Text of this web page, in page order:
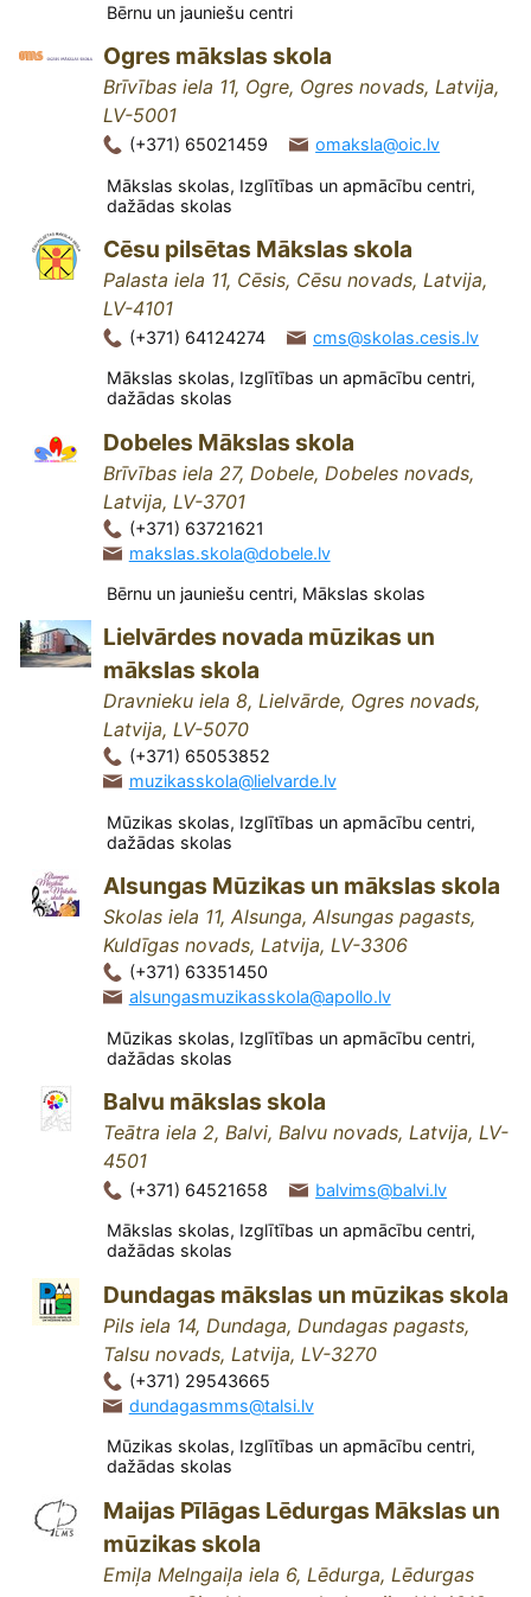
Bērnu un jauniešu centri
Ogres mākslas skola
Brīvības iela 11, Ogre, Ogres novads, Latvija,
LV-5001
(+371) 65021459 omaksla@oic.lv
Mākslas skolas, Izglītības un apmācību centri,
dažādas skolas
Cēsu pilsētas Mākslas skola
Palasta iela 11, Cēsis, Cēsu novads, Latvija,
LV-4101
(+371) 64124274 cms@skolas.cesis.lv
Mākslas skolas, Izglītības un apmācību centri,
dažādas skolas
Dobeles Mākslas skola
Brīvības iela 27, Dobele, Dobeles novads,
Latvija, LV-3701
(+371) 63721621
makslas.skola@dobele.lv
Bērnu un jauniešu centri, Mākslas skolas
Lielvārdes novada mūzikas un
mākslas skola
Dravnieku iela 8, Lielvārde, Ogres novads,
Latvija, LV-5070
(+371) 65053852
muzikasskola@lielvarde.lv
Mūzikas skolas, Izglītības un apmācību centri,
dažādas skolas
Alsungas Mūzikas un mākslas skola
Skolas iela 11, Alsunga, Alsungas pagasts,
Kuldīgas novads, Latvija, LV-3306
(+371) 63351450
alsungasmuzikasskola@apollo.lv
Mūzikas skolas, Izglītības un apmācību centri,
dažādas skolas
Balvu mākslas skola
Teātra iela 2, Balvi, Balvu novads, Latvija, LV-
4501
(+371) 64521658 balvims@balvi.lv
Mākslas skolas, Izglītības un apmācību centri,
dažādas skolas
Dundagas mākslas un mūzikas skola
Pils iela 14, Dundaga, Dundagas pagasts,
Talsu novads, Latvija, LV-3270
(+371) 29543665
dundagasmms@talsi.lv
Mūzikas skolas, Izglītības un apmācību centri,
dažādas skolas
Maijas Pīlāgas Lēdurgas Mākslas un
mūzikas skola
Emiļa Melngaiļa iela 6, Lēdurga, Lēdurgas